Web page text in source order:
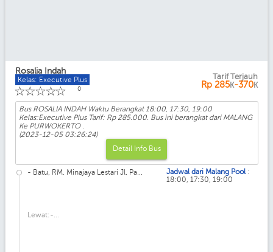
Rosalia Indah
Kelas: Executive Plus
☆
☆
☆
☆
☆ 0
Tarif Terjauh
Rp 285K-370K
Bus ROSALIA INDAH Waktu Berangkat 18:00, 17:30, 19:00
Kelas:Executive Plus Tarif: Rp 285.000. Bus ini berangkat dari MALANG
Ke PURWOKERTO .
(2023-12-05 03:26:24)
Detail Info Bus
- Batu, RM. Minajaya Lestari Jl. Pa...
Lewat:-...
Jadwal dari Malang Pool :
18:00, 17:30, 19:00